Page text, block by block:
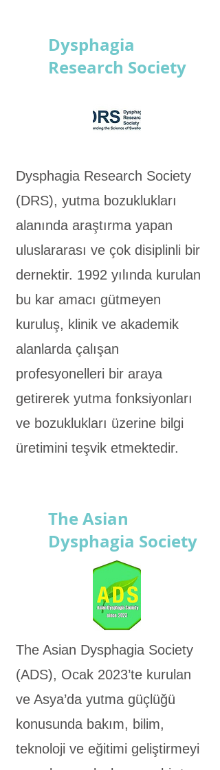
Dysphagia
Research Society
Dysphagia Research Society
(DRS), yutma bozuklukları
alanında araştırma yapan
uluslararası ve çok disiplinli bir
dernektir. 1992 yılında kurulan
bu kar amacı gütmeyen
kuruluş, klinik ve akademik
alanlarda çalışan
profesyonelleri bir araya
getirerek yutma fonksiyonları
ve bozuklukları üzerine bilgi
üretimini teşvik etmektedir.
The Asian
Dysphagia Society
The Asian Dysphagia Society
(ADS), Ocak 2023’te kurulan
ve Asya’da yutma güçlüğü
konusunda bakım, bilim,
teknoloji ve eğitimi geliştirmeyi